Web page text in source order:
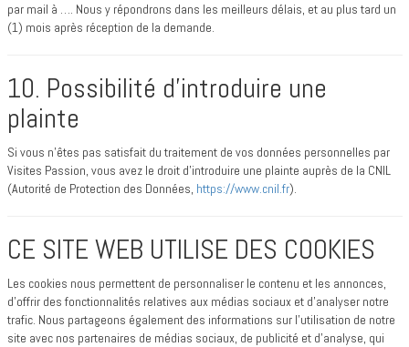
par mail à …. Nous y répondrons dans les meilleurs délais, et au plus tard un
(1) mois après réception de la demande.
10. Possibilité d’introduire une
plainte
Si vous n’êtes pas satisfait du traitement de vos données personnelles par
Visites Passion, vous avez le droit d’introduire une plainte auprès de la CNIL
(Autorité de Protection des Données, https://www.cnil.fr).
CE SITE WEB UTILISE DES COOKIES
Les cookies nous permettent de personnaliser le contenu et les annonces,
d'offrir des fonctionnalités relatives aux médias sociaux et d'analyser notre
trafic. Nous partageons également des informations sur l'utilisation de notre
site avec nos partenaires de médias sociaux, de publicité et d'analyse, qui